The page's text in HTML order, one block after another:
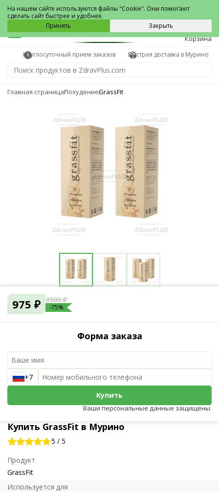
Мурино
0
Корзина
Круглосуточный прием заказов Быстрая доставка в Мурино
Главная страницаПохудениеGrassFit
Купить GrassFit в Мурино
5 / 5
Продукт
GrassFit
Используется для
975 ₽ 3900 ₽
-75%
Форма заказа
+7
Купить
Ваши персональные данные защищены.
На нашем сайте используются файлы "Cookie". Они помогают
сделать сайт быстрее и удобнее.
Принять
Закрыть